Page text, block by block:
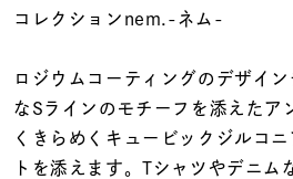
レディース
リングサイズ
コレクションnem.-ネム-
ロジウムコーティングのデザイ
なSラインのモチーフを添えたア
くきらめくキュービックジルコ
トを添えます。Tシャツやデニム